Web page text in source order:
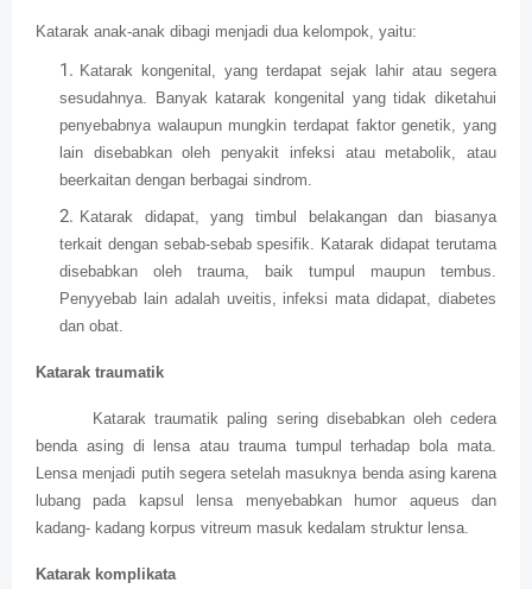
Katarak anak-anak dibagi menjadi dua kelompok, yaitu:
Katarak kongenital, yang terdapat sejak lahir atau segera
sesudahnya. Banyak katarak kongenital yang tidak diketahui
penyebabnya walaupun mungkin terdapat faktor genetik, yang
lain disebabkan oleh penyakit infeksi atau metabolik, atau
beerkaitan dengan berbagai sindrom.
Katarak didapat, yang timbul belakangan dan biasanya
terkait dengan sebab-sebab spesifik. Katarak didapat terutama
disebabkan oleh trauma, baik tumpul maupun tembus.
Penyyebab lain adalah uveitis, infeksi mata didapat, diabetes
dan obat.
Katarak traumatik
Katarak traumatik paling sering disebabkan oleh cedera
benda asing di lensa atau trauma tumpul terhadap bola mata.
Lensa menjadi putih segera setelah masuknya benda asing karena
lubang pada kapsul lensa menyebabkan humor aqueus dan
kadang- kadang korpus vitreum masuk kedalam struktur lensa.
Katarak komplikata